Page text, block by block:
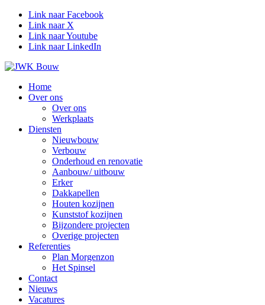
Link naar Facebook
Link naar X
Link naar Youtube
Link naar LinkedIn
Home
Over ons
Over ons
Werkplaats
Diensten
Nieuwbouw
Verbouw
Onderhoud en renovatie
Aanbouw/ uitbouw
Erker
Dakkapellen
Houten kozijnen
Kunststof kozijnen
Bijzondere projecten
Overige projecten
Referenties
Plan Morgenzon
Het Spinsel
Contact
Nieuws
Vacatures